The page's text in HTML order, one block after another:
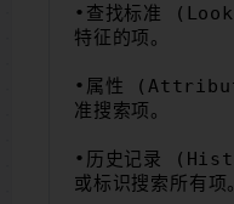
•查找标准
特征的项。
•属性
准搜索项。
•历史记录
或标识搜索所有项